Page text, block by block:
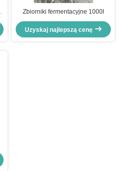
Zbiorniki fermentacyjne 1000l
Uzyskaj najlepszą cenę